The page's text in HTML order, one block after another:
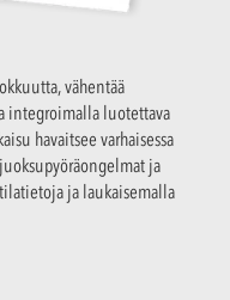
vähentää
integroimalla luotettava
havaitsee varhaisessa
ja
ja laukaisemalla